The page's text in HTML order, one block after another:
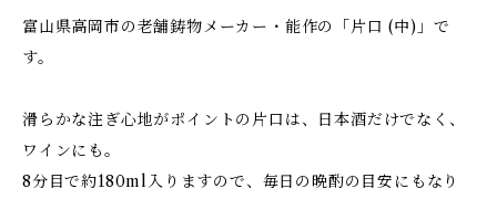
富山県高岡市の老舗鋳物メーカー・能作の「片口 (中)」で
す。
滑らかな注ぎ心地がポイントの片口は、日本酒だけでなく、
ワインにも。
8分目で約180ml入りますので、毎日の晩酌の目安にもなり